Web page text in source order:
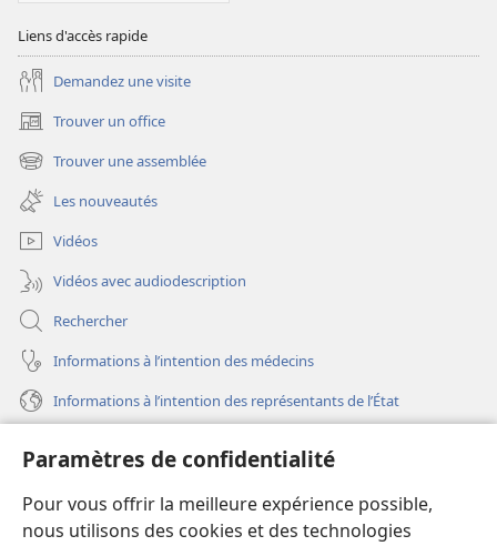
Paramètres de confidentialité
Pour vous offrir la meilleure expérience possible,
nous utilisons des cookies et des technologies
Liens d'accès rapide
Demandez une visite
Trouver un office
(ouvre
une
nouvelle
fenêtre)
Trouver une assemblée
(ouvre
une
nouvelle
fenêtre)
Les nouveautés
Vidéos
Vidéos avec audiodescription
Rechercher
Informations à l’intention des médecins
Informations à l’intention des représentants de l’État
(ouvre
une